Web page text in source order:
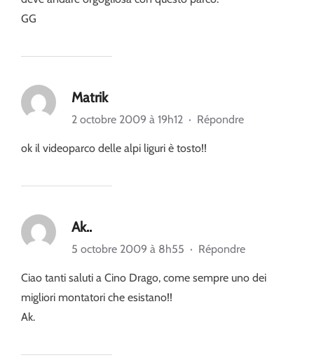
GG
Matrik
2 octobre 2009 à 19h12 · Répondre
ok il videoparco delle alpi liguri è tosto!!
Ak..
5 octobre 2009 à 8h55 · Répondre
Ciao tanti saluti a Cino Drago, come sempre uno dei
migliori montatori che esistano!!
Ak.